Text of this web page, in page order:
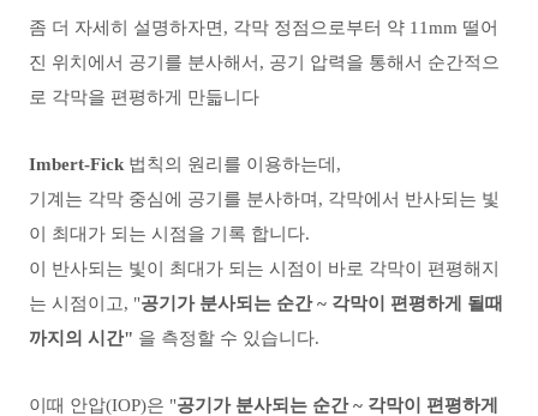
좀 더 자세히 설명하자면, 각막 정점으로부터 약 11mm 떨어
진 위치에서 공기를 분사해서, 공기 압력을 통해서 순간적으
로 각막을 편평하게 만듧니다
Imbert-Fick 법칙의 원리를 이용하는데,
기계는 각막 중심에 공기를 분사하며, 각막에서 반사되는 빛
이 최대가 되는 시점을 기록 합니다.
이 반사되는 빛이 최대가 되는 시점이 바로 각막이 편평해지
는 시점이고, "공기가 분사되는 순간 ~ 각막이 편평하게 될때
까지의 시간" 을 측정할 수 있습니다.
이때 안압(IOP)은 "공기가 분사되는 순간 ~ 각막이 편평하게